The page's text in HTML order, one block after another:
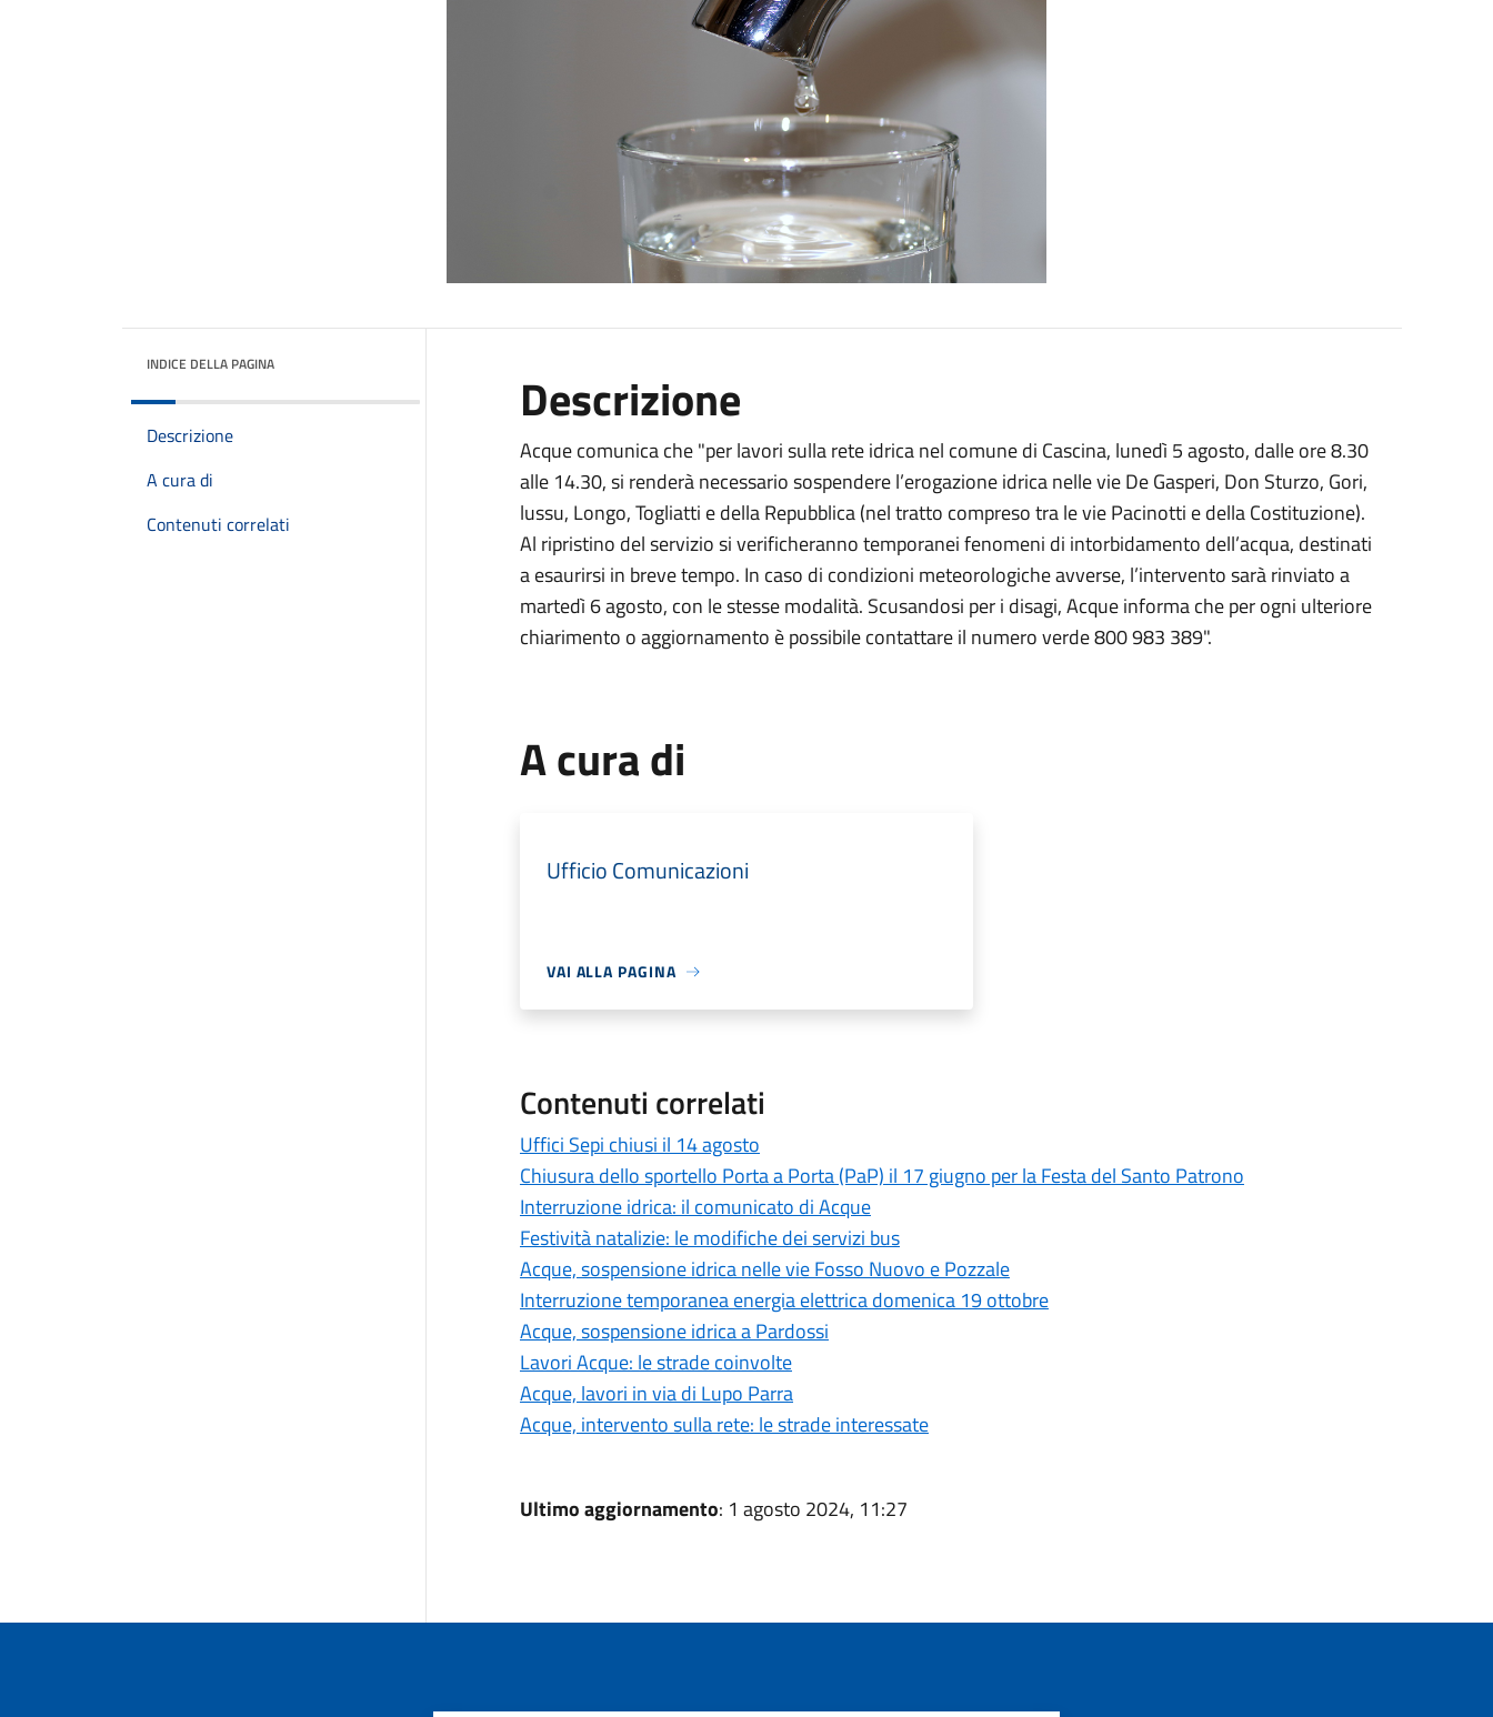
INDICE DELLA PAGINA
Descrizione
A cura di
Contenuti correlati
Descrizione
Acque comunica che "per lavori sulla rete idrica nel comune di Cascina, lunedì 5 agosto, dalle ore 8.30
alle 14.30, si renderà necessario sospendere l’erogazione idrica nelle vie De Gasperi, Don Sturzo, Gori,
lussu, Longo, Togliatti e della Repubblica (nel tratto compreso tra le vie Pacinotti e della Costituzione).
Al ripristino del servizio si verificheranno temporanei fenomeni di intorbidamento dell’acqua, destinati
a esaurirsi in breve tempo. In caso di condizioni meteorologiche avverse, l’intervento sarà rinviato a
martedì 6 agosto, con le stesse modalità. Scusandosi per i disagi, Acque informa che per ogni ulteriore
chiarimento o aggiornamento è possibile contattare il numero verde 800 983 389".
A cura di
Ufficio Comunicazioni
VAI ALLA PAGINA
Contenuti correlati
Uffici Sepi chiusi il 14 agosto
Chiusura dello sportello Porta a Porta (PaP) il 17 giugno per la Festa del Santo Patrono
Interruzione idrica: il comunicato di Acque
Festività natalizie: le modifiche dei servizi bus
Acque, sospensione idrica nelle vie Fosso Nuovo e Pozzale
Interruzione temporanea energia elettrica domenica 19 ottobre
Acque, sospensione idrica a Pardossi
Lavori Acque: le strade coinvolte
Acque, lavori in via di Lupo Parra
Acque, intervento sulla rete: le strade interessate
Ultimo aggiornamento: 1 agosto 2024, 11:27